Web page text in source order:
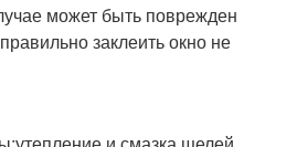
может быть поврежден
заклеить окно не